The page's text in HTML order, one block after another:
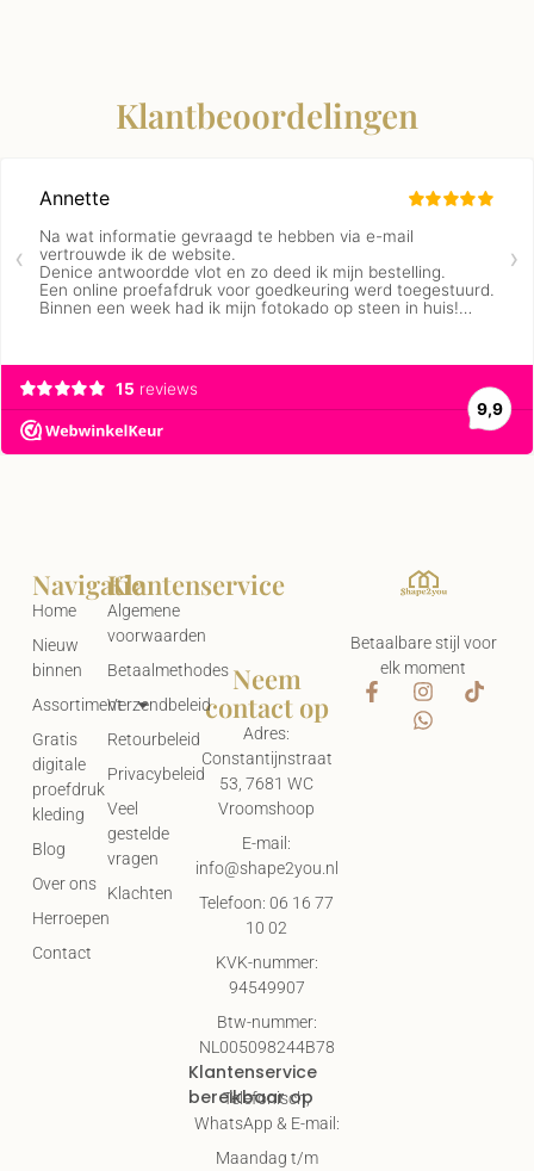
Klantbeoordelingen
Betaalbare stijl voor
elk moment
Klantenservice
Algemene
voorwaarden
Betaalmethodes
Verzendbeleid
Retourbeleid
Privacybeleid
Veel
gestelde
vragen
Klachten
Navigatie
Home
Nieuw
binnen
Assortiment
Gratis
digitale
proefdruk
kleding
Blog
Over ons
Herroepen
Contact
Neem
contact op
Adres:
Constantijnstraat
53, 7681 WC
Vroomshoop
E-mail:
info@shape2you.nl
Telefoon: 06 16 77
10 02
KVK-nummer:
94549907
Btw-nummer:
NL005098244B78
Klantenservice
bereikbaar op
Telefonisch,
WhatsApp & E-mail:
Maandag t/m